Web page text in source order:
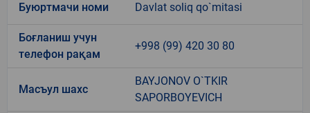
Буюртмачи номи Davlat soliq qo`mitasi
Боғланиш учун
телефон рақам
+998 (99) 420 30 80
Масъул шахс
BAYJONOV O`TKIR
SAPORBOYEVICH